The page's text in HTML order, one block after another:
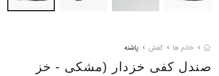
خانم ها کفش پاشنه
صندل کفی خزدار (مشکی - خز